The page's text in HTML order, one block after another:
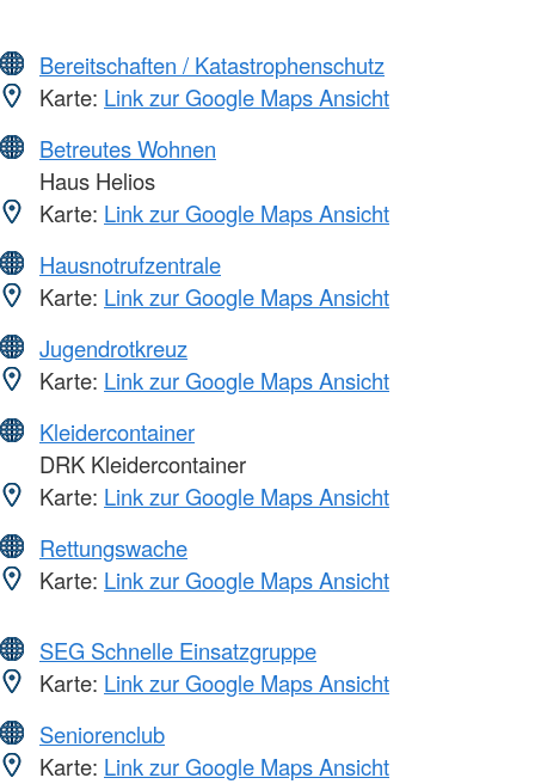
Bereitschaften / Katastrophenschutz
Karte: Link zur Google Maps Ansicht
Betreutes Wohnen
Haus Helios
Karte: Link zur Google Maps Ansicht
Hausnotrufzentrale
Karte: Link zur Google Maps Ansicht
Jugendrotkreuz
Karte: Link zur Google Maps Ansicht
Kleidercontainer
DRK Kleidercontainer
Karte: Link zur Google Maps Ansicht
Rettungswache
Karte: Link zur Google Maps Ansicht
SEG Schnelle Einsatzgruppe
Karte: Link zur Google Maps Ansicht
Seniorenclub
Karte: Link zur Google Maps Ansicht